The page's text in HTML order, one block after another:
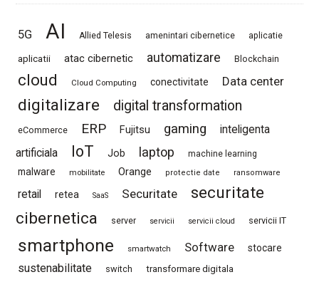
5G AI Allied Telesis amenintari cibernetice aplicatie
aplicatii atac cibernetic automatizare Blockchain
cloud Cloud Computing conectivitate Data center
digitalizare digital transformation
eCommerce ERP Fujitsu gaming
inteligenta
artificiala
IoT Job laptop machine learning
malware mobilitate Orange protectie date ransomware
retail retea SaaS Securitate
securitate
cibernetica
server servicii servicii cloud servicii IT
smartphone smartwatch Software stocare
sustenabilitate switch transformare digitala